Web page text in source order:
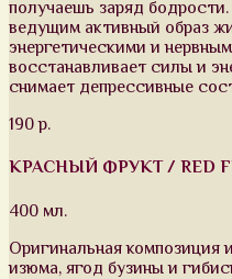
получаешь заряд
ведущим активный образ
энергетическими и
восстанавливает силы и
снимает депрессивные
190 р.
КРАСНЫЙ ФРУКТ / RED
400 мл.
Оригинальная композиция
изюма, ягод бузины и